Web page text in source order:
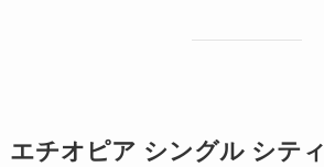
エチオピア シングル シティ